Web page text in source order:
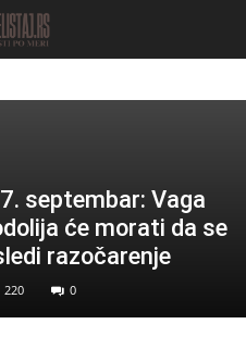
septembar: Vaga
će morati da se
razočarenje
220 0